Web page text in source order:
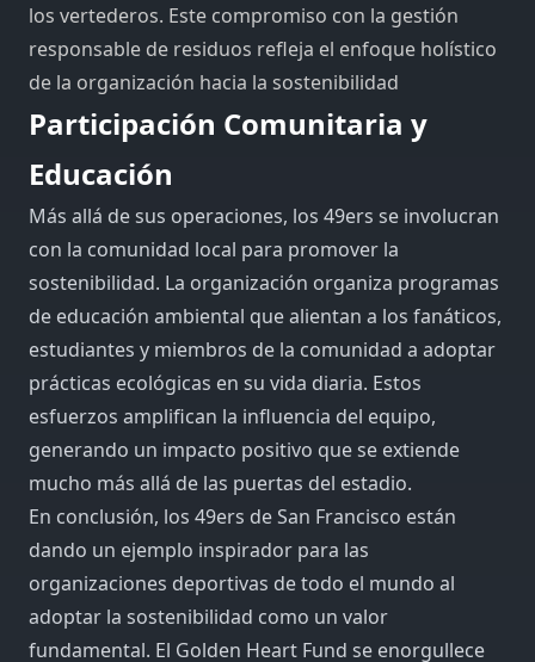
los vertederos. Este compromiso con la gestión
responsable de residuos refleja el enfoque holístico
de la organización hacia la sostenibilidad
Participación Comunitaria y
Educación
Más allá de sus operaciones, los 49ers se involucran
con la comunidad local para promover la
sostenibilidad. La organización organiza programas
de educación ambiental que alientan a los fanáticos,
estudiantes y miembros de la comunidad a adoptar
prácticas ecológicas en su vida diaria. Estos
esfuerzos amplifican la influencia del equipo,
generando un impacto positivo que se extiende
mucho más allá de las puertas del estadio.
En conclusión, los 49ers de San Francisco están
dando un ejemplo inspirador para las
organizaciones deportivas de todo el mundo al
adoptar la sostenibilidad como un valor
fundamental. El Golden Heart Fund se enorgullece